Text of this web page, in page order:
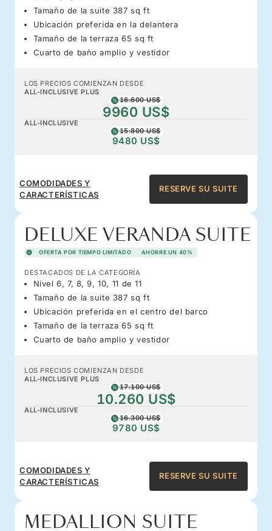
Tamaño de la suite 387 sq ft
Ubicación preferida en la delantera
Tamaño de la terraza 65 sq ft
Cuarto de baño amplio y vestidor
LOS PRECIOS COMIENZAN DESDE
ALL-INCLUSIVE PLUS
16.600 US$
9960 US$
ALL-INCLUSIVE
15.800 US$
9480 US$
COMODIDADES Y
CARACTERÍSTICAS
RESERVE SU SUITE
DELUXE VERANDA SUITE
OFERTA POR TIEMPO LIMITADO AHORRE UN 40%
DESTACADOS DE LA CATEGORÍA
Nivel 6, 7, 8, 9, 10, 11 de 11
Tamaño de la suite 387 sq ft
Ubicación preferida en el centro del barco
Tamaño de la terraza 65 sq ft
Cuarto de baño amplio y vestidor
LOS PRECIOS COMIENZAN DESDE
ALL-INCLUSIVE PLUS
17.100 US$
10.260 US$
ALL-INCLUSIVE
16.300 US$
9780 US$
COMODIDADES Y
CARACTERÍSTICAS
RESERVE SU SUITE
MEDALLION SUITE